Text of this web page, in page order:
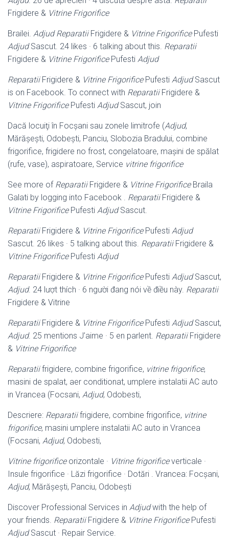
Frigidere & Vitrine Frigorifice
Brailei. Adjud ReparatiiFrigidere & Vitrine FrigorificePufesti
AdjudSascut. 24 likes · 6 talking about this. Reparatii
Frigidere & Vitrine FrigorificePufesti Adjud
ReparatiiFrigidere & Vitrine FrigorificePufesti AdjudSascut
is on Facebook. To connect with ReparatiiFrigidere &
Vitrine FrigorificePufesti AdjudSascut, join
Dacă locuiţi în Focşani sau zonele limitrofe (Adjud,
Mărăşeşti, Odobeşti, Panciu, Slobozia Bradului, combine
frigorifice, frigidere no frost, congelatoare, maşini de spălat
(rufe, vase), aspiratoare, Service vitrine frigorifice
See more of ReparatiiFrigidere & Vitrine FrigorificeBraila
Galati by logging into Facebook . ReparatiiFrigidere &
Vitrine FrigorificePufesti AdjudSascut.
ReparatiiFrigidere & Vitrine FrigorificePufesti Adjud
Sascut. 26 likes · 5 talking about this. ReparatiiFrigidere &
Vitrine FrigorificePufesti Adjud
ReparatiiFrigidere & Vitrine FrigorificePufesti AdjudSascut,
Adjud. 24 lượt thích · 6 người đang nói về điều này. Reparatii
Frigidere & Vitrine
ReparatiiFrigidere & Vitrine FrigorificePufesti AdjudSascut,
Adjud. 25 mentions J’aime · 5 en parlent. ReparatiiFrigidere
& Vitrine Frigorifice
Reparatiifrigidere, combine frigorifice, vitrine frigorifice,
masini de spalat, aer conditionat, umplere instalatii AC auto
in Vrancea (Focsani, Adjud, Odobesti,
Descriere: Reparatiifrigidere, combine frigorifice, vitrine
frigorifice, masini umplere instalatii AC auto in Vrancea
(Focsani, Adjud, Odobesti,
Vitrine frigorificeorizontale · Vitrine frigorificeverticale ·
Insule frigorifice · Lăzi frigorifice · Dotări . Vrancea: Focșani,
Adjud, Mărășești, Panciu, Odobești
Discover Professional Services in Adjudwith the help of
your friends. ReparatiiFrigidere & Vitrine FrigorificePufesti
AdjudSascut · Repair Service.